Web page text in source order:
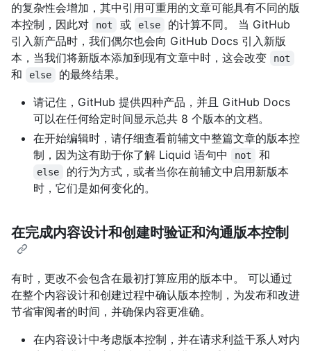
的复杂性会增加，其中引用可重用的文章可能具有不同的版
本控制，因此对
not 或 else
的计算不同。 当 GitHub
引入新产品时，我们偶尔也会向 GitHub Docs 引入新版
本，当我们将新版本添加到现有文章中时，这会改变
not
和 else
的最终结果。
请记住，GitHub 提供四种产品，并且 GitHub Docs
可以在任何给定时间显示总共 8 个版本的文档。
在开始编辑时，请仔细查看前辅文中整篇文章的版本控
制，因为这有助于你了解 Liquid 语句中
not 和
else
的行为方式，或者当你在前辅文中启用新版本
时，它们是如何变化的。
在完成内容设计和创建时验证和沟通版本控制
有时，更改不会包含在最初打算应用的版本中。 可以通过
在整个内容设计和创建过程中确认版本控制，为发布和改进
节省审阅者的时间，并确保内容更准确。
在内容设计中考虑版本控制，并在请求利益干系人对内